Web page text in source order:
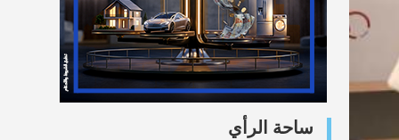
ساحة الرأي